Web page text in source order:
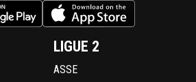
LIGUE 2
ASSE